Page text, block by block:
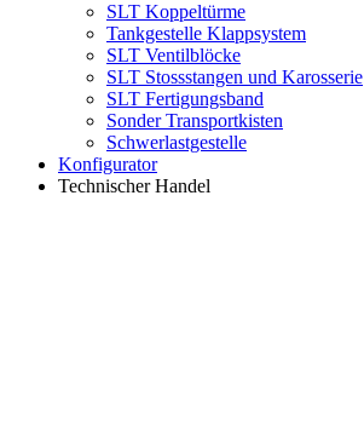
SLT Koppeltürme
Tankgestelle Klappsystem
SLT Ventilblöcke
SLT Stossstangen und Karosserie
SLT Fertigungsband
Sonder Transportkisten
Schwerlastgestelle
Konfigurator
Technischer Handel